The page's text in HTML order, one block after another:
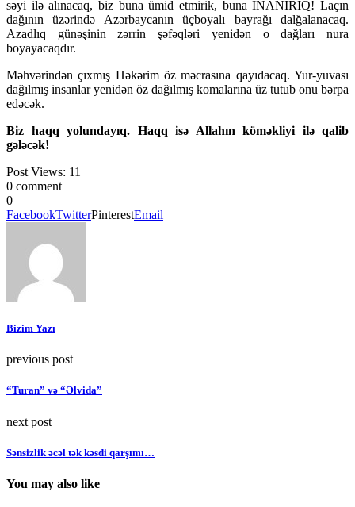
səyi ilə alınacaq, biz buna ümid etmirik, buna İNANIRIQ! Laçın
dağının üzərində Azərbaycanın üçboyalı bayrağı dalğalanacaq.
Azadlıq günəşinin zərrin şəfəqləri yenidən o dağları nura
boyayacaqdır.
Məhvərindən çıxmış Həkərim öz məcrasına qayıdacaq. Yur-yuvası
dağılmış insanlar yenidən öz dağılmış komalarına üz tutub onu bərpa
edəcək.
Biz haqq yolundayıq. Haqq isə Allahın köməkliyi ilə qalib
gələcək!
Post Views: 11
0 comment
0
FacebookTwitterPinterestEmail
Bizim Yazı
previous post
“Turan” və “Əlvida”
next post
Sənsizlik əcəl tək kəsdi qarşımı…
You may also like